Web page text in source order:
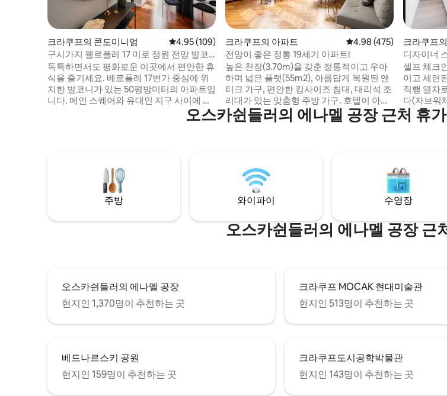
크라쿠프의 콘도미니엄 평점 4.95점(5점 만점), 후기 109개
4.95 (109)
구시가지 웰로폴레 17 미로 정원 전망 발코
니 & 에어컨
독특하면서도 평화로운 이곳에서 편안한 휴
식을 즐기세요. 베로폴레 17번가 중심에 위
치한 발코니가 있는 50평방미터의 아파트입
니다. 메인 스퀘어와 유대인 지구 사이에 완
벽하게 위치하고 있습니다. 세련된 가구와
천연 원목 바닥이 있는 에어컨 완비 인테리
소파 베드와 식사 공간이 있는 거실 — 퀸사
이즈 침대가 있는 별도의 침실 — 주방 시설
완비 — 발코니 — 각 객실마다 중앙 에어컨
— 샤워 시설을 갖춘 욕실
크라쿠프의 아파트 평점 4.98점(5점 만점), 후
4.98 (475)
전망이 좋은 정통 19세기 아파트!
높은 천장(3.70m)을 갖춘 정통적이고 우아
하며 넓은 플랫(55m2), 아름답게 복원된 앤
티크 가구, 편안한 킹사이즈 침대, 대리석 조
리대가 있는 맞춤형 주방 가구. 호텔이 아닌
진짜 플랫! 포드고르제 중심부에 위치한 전
망을 자랑하는 19세기 타운하우스에 위치해
어, 헤어드라이어. 내 집처럼 편안한 숙소!
마음에 드실 거예요! 저희 게스트들은 그렇
습니다!
크라쿠프
디자이너
기, 에어컨
셀프 체크
이고 세련
직행 열차
다(자브워
비되어 있
거리가 멀
스튜디오
모든 경험
스토랑이
오스카쉰들러의 에나멜 공장 근처 휴
주방 와이파이 수영장
오스카쉰들러의 에나멜 공장 근
오스카쉰들러의 에나멜 공장
현지인 1,370명이 추천하는 곳
크라쿠프 MOCAK 현대미술관
현지인 513명이 추천하는 곳
베드나르스키 공원
현지인 159명이 추천하는 곳
크라쿠프도시공학박물관
현지인 143명이 추천하는 곳